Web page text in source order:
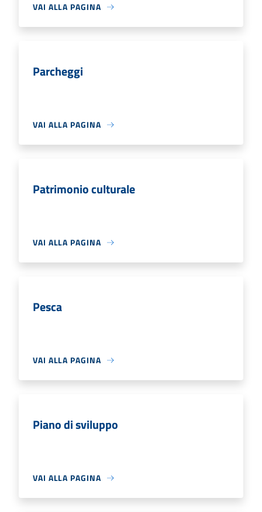
VAI ALLA PAGINA
Parcheggi
VAI ALLA PAGINA
Patrimonio culturale
VAI ALLA PAGINA
Pesca
VAI ALLA PAGINA
Piano di sviluppo
VAI ALLA PAGINA